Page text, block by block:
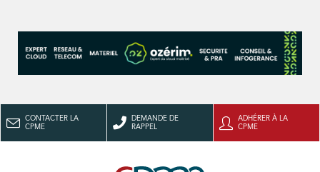
CONTACTER LA
CPME
DEMANDE DE
RAPPEL
ADHÉRER À LA
CPME